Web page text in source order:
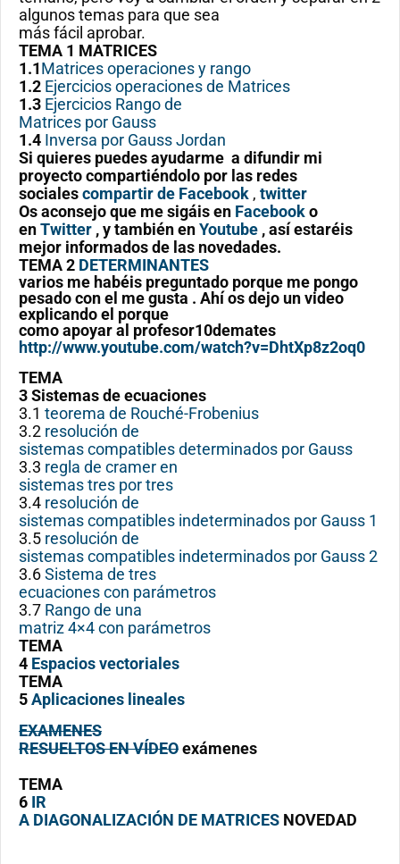
algunos temas para que sea
más fácil aprobar.
TEMA 1 MATRICES
1.1Matrices operaciones y rango
1.2 Ejercicios operaciones de Matrices
1.3 Ejercicios Rango de
Matrices por Gauss
1.4 Inversa por Gauss Jordan
Si quieres puedes ayudarme a difundir mi
proyecto compartiéndolo por las redes
socialescompartir de Facebook , twitter
Os aconsejo que me sigáis en Facebooko
enTwitter , y también enYoutube , así estaréis
mejor informados de las novedades.
TEMA 2 DETERMINANTES
varios me habéis preguntado porque me pongo
pesado con el me gusta . Ahí os dejo un video
explicando el porque
como apoyar al profesor10demates
http://www.youtube.com/watch?v=DhtXp8z2oq0
TEMA
3 Sistemas de ecuaciones
3.1 teorema de Rouché-Frobenius
3.2 resolución de
sistemas compatibles determinados por Gauss
3.3 regla de cramer en
sistemas tres por tres
3.4 resolución de
sistemas compatibles indeterminados por Gauss 1
3.5 resolución de
sistemas compatibles indeterminados por Gauss 2
3.6Sistema de tres
ecuaciones con parámetros
3.7 Rango de una
matriz 4×4 con parámetros
TEMA
4 Espacios vectoriales
TEMA
5Aplicaciones lineales
EXAMENES
RESUELTOS EN VÍDEOexámenes
TEMA
6 IR
A DIAGONALIZACIÓN DE MATRICES NOVEDAD